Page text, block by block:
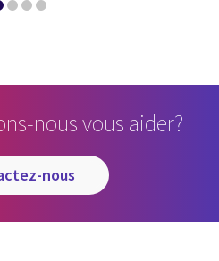
nous vous aider?
nous